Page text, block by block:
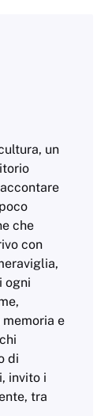
un
che
con
ogni
e
di
invito i
tra